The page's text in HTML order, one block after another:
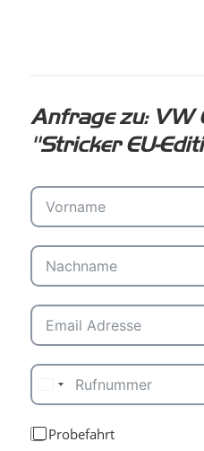
Anfrage zu: VW
"Stricker EU-
Probefahrt